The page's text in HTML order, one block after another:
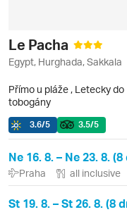
Le Pacha
Egypt, Hurghada, Sakkala
Přímo u pláže , Letecky do
tobogány
3.6/5 3.5/5
Ne 16. 8. – Ne 23. 8. (8
Praha all inclusive
St 19. 8. – St 26. 8. (8